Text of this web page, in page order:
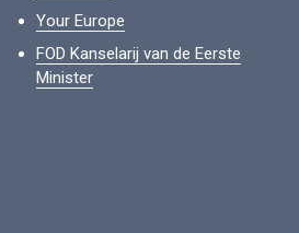
Your Europe
FOD Kanselarij van de Eerste
Minister